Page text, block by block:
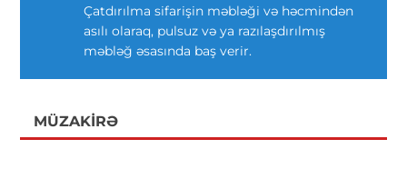
Çatdırılma sifarişin məbləği və həcmindən
asılı olaraq, pulsuz və ya razılaşdırılmış
məbləğ əsasında baş verir.
MÜZAKIRƏ